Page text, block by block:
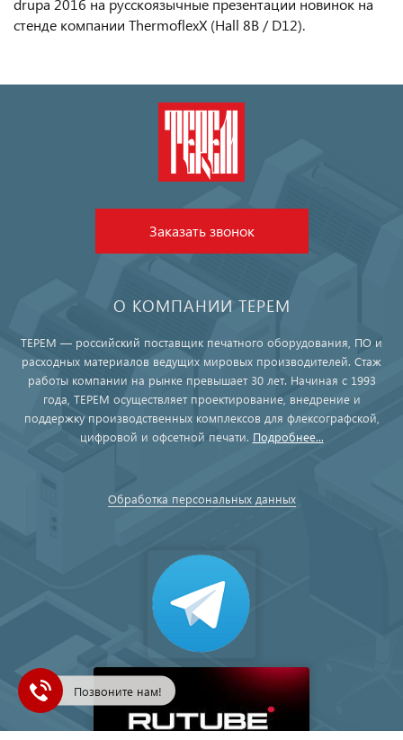
drupa 2016 на русскоязычные презентации новинок на
стенде компании ThermoflexX (Hall 8B / D12).
Заказать звонок
О КОМПАНИИ ТЕРЕМ
ТЕРЕМ — российский поставщик печатного оборудования, ПО и
расходных материалов ведущих мировых производителей. Стаж
работы компании на рынке превышает 30 лет. Начиная с 1993
года, ТЕРЕМ осуществляет проектирование, внедрение и
поддержку производственных комплексов для флексографской,
цифровой и офсетной печати. Подробнее...
Обработка персональных данных
Позвоните нам!